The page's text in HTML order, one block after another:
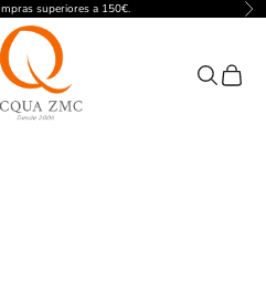
superiores a 150€.
ZMC
Pesquisar